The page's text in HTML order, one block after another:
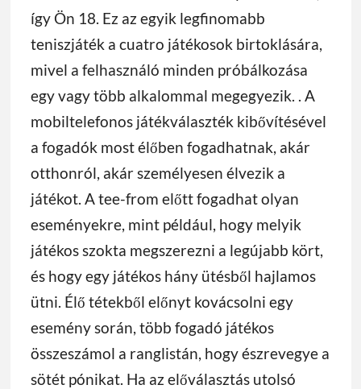
így Ön 18. Ez az egyik legfinomabb
teniszjáték a cuatro játékosok birtoklására,
mivel a felhasználó minden próbálkozása
egy vagy több alkalommal megegyezik. . A
mobiltelefonos játékválaszték kibővítésével
a fogadók most élőben fogadhatnak, akár
otthonról, akár személyesen élvezik a
játékot. A tee-from előtt fogadhat olyan
eseményekre, mint például, hogy melyik
játékos szokta megszerezni a legújabb kört,
és hogy egy játékos hány ütésből hajlamos
ütni. Élő tétekből előnyt kovácsolni egy
esemény során, több fogadó játékos
összeszámol a ranglistán, hogy észrevegye a
sötét pónikat. Ha az előválasztás utolsó